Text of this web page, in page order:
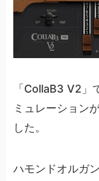
「CollaB3 V2」
ミュレーション
した。
ハモンドオルガ